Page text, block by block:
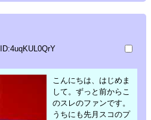
ID:4uqKUL0QrY
こんにちは、はじめま
して。ずっと前からこ
のスレのファンです。
うちにも先月スコのプ